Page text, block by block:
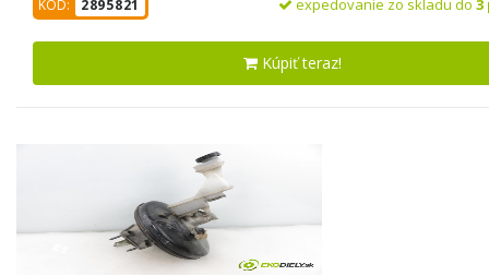
KÓD: 2895821 expedovanie zo skladu do 3
Kúpiť teraz!